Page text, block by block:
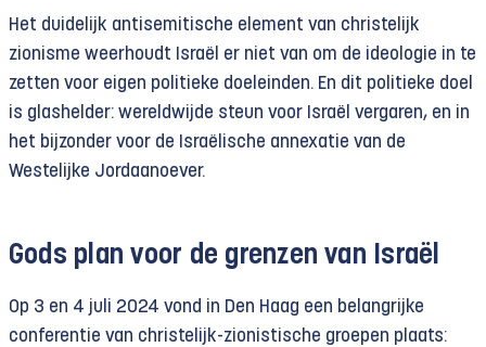
Het duidelijk antisemitische element van christelijk
zionisme weerhoudt Israël er niet van om de ideologie in te
zetten voor eigen politieke doeleinden. En dit politieke doel
is glashelder: wereldwijde steun voor Israël vergaren, en in
het bijzonder voor de Israëlische annexatie van de
Westelijke Jordaanoever.
Gods plan voor de grenzen van Israël
Op 3 en 4 juli 2024 vond in Den Haag een belangrijke
conferentie van christelijk-zionistische groepen plaats: